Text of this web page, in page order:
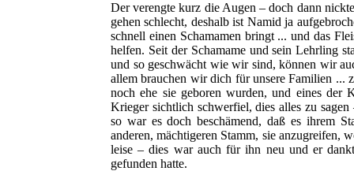
Der verengte kurz die Augen – doch dann
gehen schlecht, deshalb ist Namid ja
schnell einen Schamamen bringt ... und das
helfen. Seit der Schamame und sein Lehrling
und so geschwächt wie wir sind, können wir
allem brauchen wir dich für unsere Familien ...
noch ehe sie geboren wurden, und eines der
Krieger sichtlich schwerfiel, dies alles zu
so war es doch beschämend, daß es ihrem
anderen, mächtigeren Stamm, sie anzugreifen,
leise – dies war auch für ihn neu und er
gefunden hatte.